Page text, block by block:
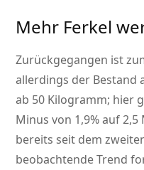
Mehr Ferkel
Zurückgegangen ist
allerdings der Bestand
ab 50 Kilogramm; hier
Minus von 1,9% auf
bereits seit dem
beobachtende Trend